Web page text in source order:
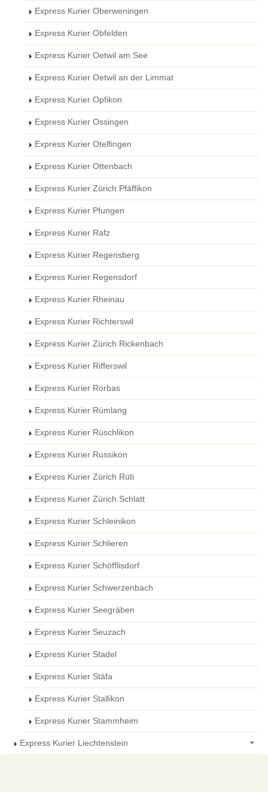
Express Kurier Oberweningen
Express Kurier Obfelden
Express Kurier Oetwil am See
Express Kurier Oetwil an der Limmat
Express Kurier Opfikon
Express Kurier Ossingen
Express Kurier Otelfingen
Express Kurier Ottenbach
Express Kurier Zürich Pfäffikon
Express Kurier Pfungen
Express Kurier Rafz
Express Kurier Regensberg
Express Kurier Regensdorf
Express Kurier Rheinau
Express Kurier Richterswil
Express Kurier Zürich Rickenbach
Express Kurier Rifferswil
Express Kurier Rorbas
Express Kurier Rümlang
Express Kurier Rüschlikon
Express Kurier Russikon
Express Kurier Zürich Rüti
Express Kurier Zürich Schlatt
Express Kurier Schleinikon
Express Kurier Schlieren
Express Kurier Schöfflisdorf
Express Kurier Schwerzenbach
Express Kurier Seegräben
Express Kurier Seuzach
Express Kurier Stadel
Express Kurier Stäfa
Express Kurier Stallikon
Express Kurier Stammheim
Express Kurier Liechtenstein